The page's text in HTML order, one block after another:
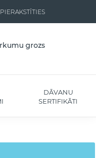
PIERAKSTĪTIES
grozs
DĀVANU
SERTIFIKĀTI